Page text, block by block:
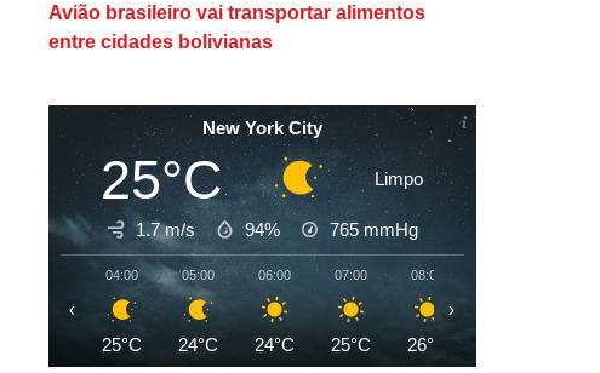
Avião brasileiro vai transportar alimentos
entre cidades bolivianas
New York City
25°C Limpo
1.7 m/s 94% 765 mmHg
04:00
25°C
05:00
24°C
06:00
24°C
07:00
25°C
08:00
26°C
‹ ›